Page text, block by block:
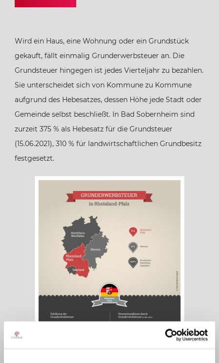
Berlin
Brandenburg
Bremen
Hamburg
Hessen
Mecklenburg-Vorpommern
Niedersachsen
Nordrhein-Westfalen
Saarland
Wird ein Haus, eine Wohnung oder ein Grundstück
gekauft, fällt einmalig Grunderwerbsteuer an. Die
Grundsteuer hingegen ist jedes Vierteljahr zu bezahlen.
Sie unterscheidet sich von Kommune zu Kommune
aufgrund des Hebesatzes, dessen Höhe jede Stadt oder
Gemeinde selbst beschließt. In Bad Sobernheim sind
zurzeit 375 % als Hebesatz für die Grundsteuer
(15.06.2021), 310 % für landwirtschaftlichen Grundbesitz
festgesetzt.